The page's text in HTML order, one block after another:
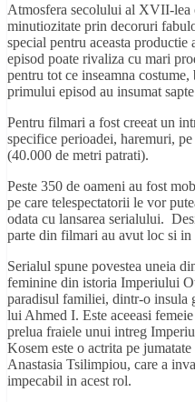
Atmosfera secolului al XVII-lea
minutiozitate prin decoruri
special pentru aceasta
episod poate rivaliza cu mari
pentru tot ce inseamna
primului episod au insumat
Pentru filmari a fost creeat un
specifice perioadei, haremuri,
(40.000 de metri patrati).
Peste 350 de oameni au fost
pe care telespectatorii le vor
odata cu lansarea serialului.
parte din filmari au avut loc si
Serialul spune povestea uneia
feminine din istoria Imperiului
paradisul familiei, dintr-o insula
lui Ahmed I. Este aceeasi
prelua fraiele unui intreg
Kosem este o actrita pe
Anastasia Tsilimpiou, care a
impecabil in acest rol.